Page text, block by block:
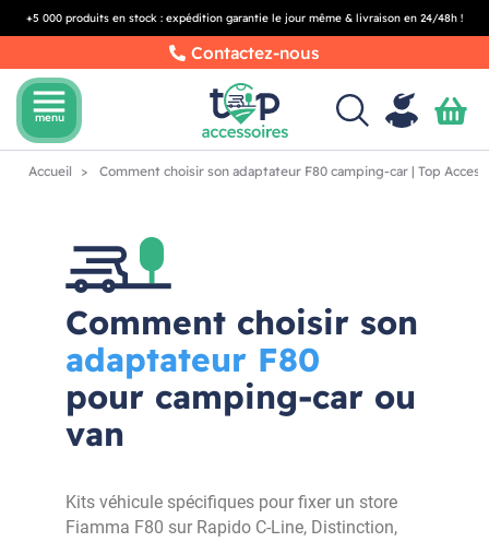
+5 000 produits en stock : expédition garantie le jour même & livraison en 24/48h !
Contactez-nous
menu
menu
Accueil Comment choisir son adaptateur F80 camping-car | Top
Comment choisir son
adaptateur F80
pour camping-car ou
van
Kits véhicule spécifiques pour fixer un store
Fiamma F80 sur Rapido C-Line, Distinction,